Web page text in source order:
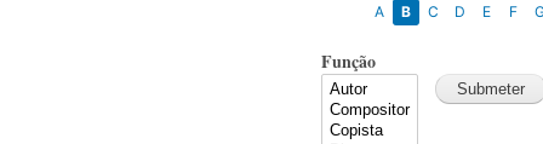
A B C D E F
Função